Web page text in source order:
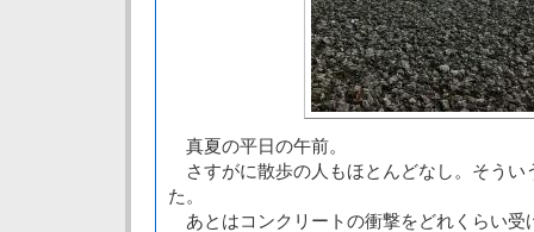
真夏の平日の午前。
さすがに散歩の人もほとんどなし。そうい
た。
あとはコンクリートの衝撃をどれくらい受